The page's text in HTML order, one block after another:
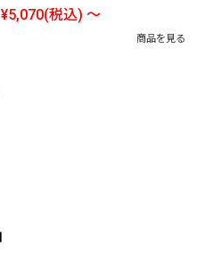
¥5,070(税込) ～
商品を見る